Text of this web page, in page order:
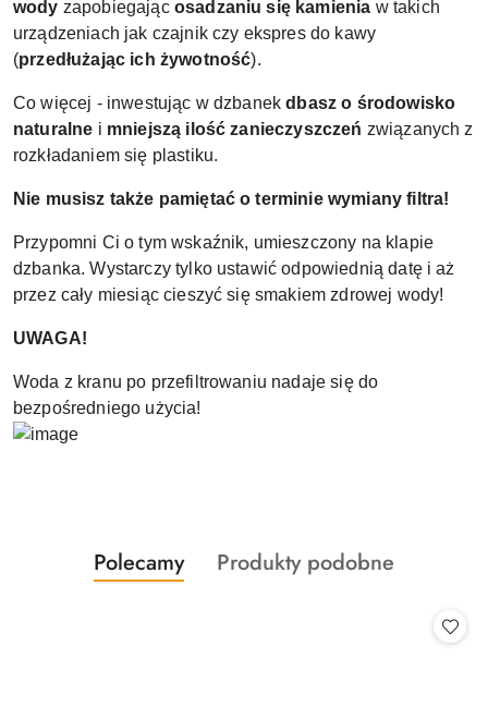
wody zapobiegając osadzaniu się kamienia w takich
urządzeniach jak czajnik czy ekspres do kawy
(przedłużając ich żywotność).
Co więcej - inwestując w dzbanekdbasz o środowisko
naturalne i mniejszą ilość zanieczyszczeń związanych z
rozkładaniem się plastiku.
Nie musisz także pamiętać o terminie wymiany filtra!
Przypomni Ci o tym wskaźnik, umieszczony na klapie
dzbanka. Wystarczy tylko ustawić odpowiednią datę i aż
przez cały miesiąc cieszyć się smakiem zdrowej wody!
UWAGA!
Woda z kranu po przefiltrowaniu nadaje się do
bezpośredniego użycia!
Pomiń karuzelę produktów
Produkty
o
Polecamy
Produkty
Produkty podobne